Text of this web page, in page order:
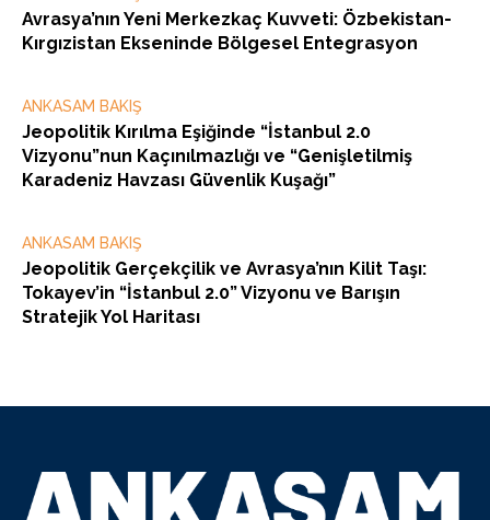
Avrasya’nın Yeni Merkezkaç Kuvveti: Özbekistan-
Kırgızistan Ekseninde Bölgesel Entegrasyon
ANKASAM BAKIŞ
Jeopolitik Kırılma Eşiğinde “İstanbul 2.0
Vizyonu”nun Kaçınılmazlığı ve “Genişletilmiş
Karadeniz Havzası Güvenlik Kuşağı”
ANKASAM BAKIŞ
Jeopolitik Gerçekçilik ve Avrasya’nın Kilit Taşı:
Tokayev’in “İstanbul 2.0” Vizyonu ve Barışın
Stratejik Yol Haritası